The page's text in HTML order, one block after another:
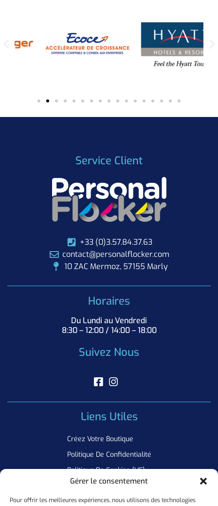
Gérer le consentement
Pour offrir les meilleures expériences, nous utilisons des technologies
Service Client
+33 (0)3.57.84.37.63
contact@personalflocker.com
10 ZAC Mermoz, 57155 Marly
Horaires
Du Lundi au Vendredi
8:30 – 12:00 / 14:00 – 18:00
Suivez Nous
Liens Utiles
Créez Votre Boutique
Politique De Confidentialité
Politique De Cookies (UE)